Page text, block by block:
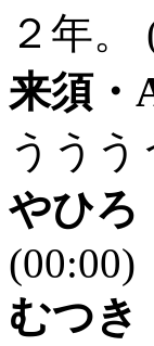
２年。
来須・
ううう
やひろ
(00:00)
むつき